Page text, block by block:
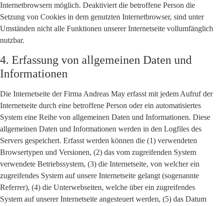
Internetbrowsern möglich. Deaktiviert die betroffene Person die
Setzung von Cookies in dem genutzten Internetbrowser, sind unter
Umständen nicht alle Funktionen unserer Internetseite vollumfänglich
nutzbar.
4. Erfassung von allgemeinen Daten und
Informationen
Die Internetseite der Firma Andreas May erfasst mit jedem Aufruf der
Internetseite durch eine betroffene Person oder ein automatisiertes
System eine Reihe von allgemeinen Daten und Informationen. Diese
allgemeinen Daten und Informationen werden in den Logfiles des
Servers gespeichert. Erfasst werden können die (1) verwendeten
Browsertypen und Versionen, (2) das vom zugreifenden System
verwendete Betriebssystem, (3) die Internetseite, von welcher ein
zugreifendes System auf unsere Internetseite gelangt (sogenannte
Referrer), (4) die Unterwebseiten, welche über ein zugreifendes
System auf unserer Internetseite angesteuert werden, (5) das Datum